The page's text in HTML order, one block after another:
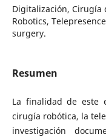
Digitalización, Cirugía
Robotics,
surgery.
Resumen
La finalidad de este
cirugía robótica, la
investigación